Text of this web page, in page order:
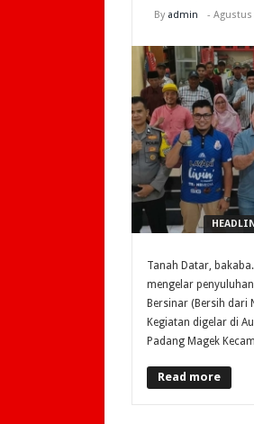
By admin - Agustus
Tanah Datar,
mengelar
Bersinar (Bersih dari
Kegiatan digelar di
Padang Magek
Read more